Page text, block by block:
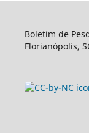
Boletim de
Florianópolis,